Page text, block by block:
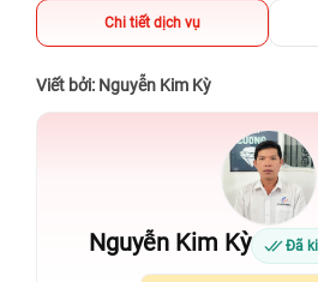
Chi tiết dịch vụ
Viết bởi: Nguyễn Kim Kỳ
Nguyễn Kim Kỳ Đã